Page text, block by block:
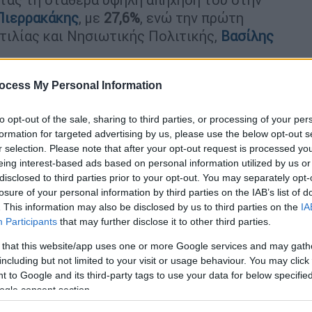
My Personal Information
opt-out of the sale, sharing to third parties, or processing of your
for targeted advertising by us, please use the below opt-out
selection. Please note that after your opt-out request is processed
interest-based ads based on personal information utilized by us
to third parties prior to your opt-out. You may separately
of your personal information by third parties on the IAB’s list of
This information may also be disclosed by us to third parties on the
Participants that may further disclose it to other third parties.
that this website/app uses one or more Google services and may
but not limited to your visit or usage behaviour. You may
to Google and its third-party tags to use your data for below
consent section.
, με 27,6%, ενώ την πρώτη
και Νησιωτικής Πολιτικής, Βασίλης
και casus belli - Πώς «διαβάζει»
υπουργεία Υγείας και Προστασίας